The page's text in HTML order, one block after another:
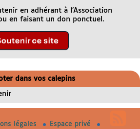
en adhérant à l’Association
en faisant un don ponctuel.
dans vos calepins
légales Espace privé